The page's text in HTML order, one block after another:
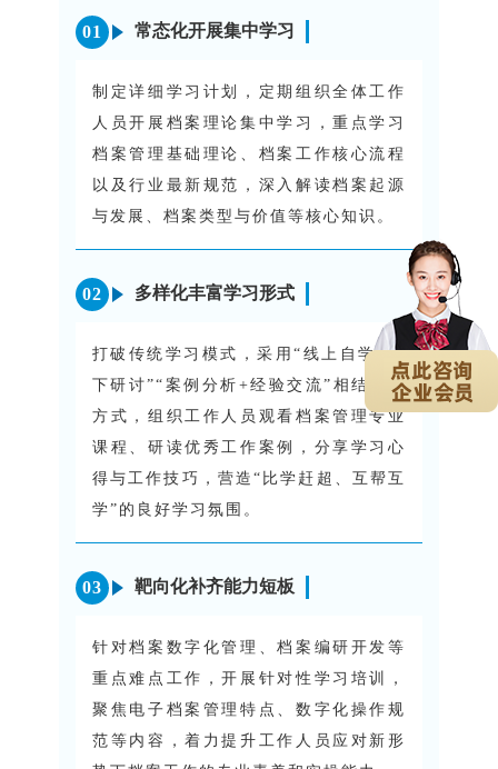
01 常态化开展集中学习
制定详细学习计划，定期组织全体工作
人员开展档案理论集中学习，重点学习
档案管理基础理论、档案工作核心流程
以及行业最新规范，深入解读档案起源
与发展、档案类型与价值等核心知识。
02 多样化丰富学习形式
打破传统学习模式，采用“线上自学+线
下研讨”“案例分析+经验交流”相结合的
方式，组织工作人员观看档案管理专业
课程、研读优秀工作案例，分享学习心
得与工作技巧，营造“比学赶超、互帮互
学”的良好学习氛围。
03 靶向化补齐能力短板
针对档案数字化管理、档案编研开发等
重点难点工作，开展针对性学习培训，
聚焦电子档案管理特点、数字化操作规
范等内容，着力提升工作人员应对新形